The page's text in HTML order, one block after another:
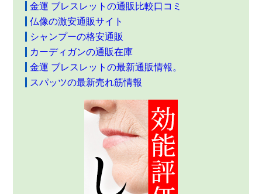
金運 ブレスレットの通販比較口コミ
仏像の激安通販サイト
シャンプーの格安通販
カーディガンの通販在庫
金運 ブレスレットの最新通販情報。
スパッツの最新売れ筋情報